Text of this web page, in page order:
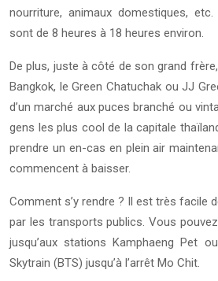
nourriture, animaux domestiques, etc.
sont de 8 heures à 18 heures environ.
De plus, juste à côté de son grand
Bangkok, le Green Chatuchak ou JJ
d’un marché aux puces branché ou
gens les plus cool de la capitale
prendre un en-cas en plein air
commencent à baisser.
Comment s’y rendre ? Il est très facile
par les transports publics. Vous
jusqu’aux stations Kamphaeng Pet
Skytrain (BTS) jusqu’à l’arrêt Mo Chit.